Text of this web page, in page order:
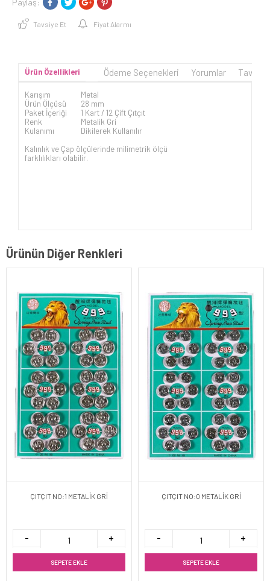
Paylaş:
Tavsiye Et Fiyat Alarmı
Ürün Özellikleri Ödeme Seçenekleri Yorumlar
Karışım
Metal
Ürün Ölçüsü
28 mm
Paket İçeriği
1 Kart / 12 Çift Çıtçıt
Renk
Metalik Gri
Kulanımı
Dikilerek Kullanılır
Kalınlık ve Çap ölçülerinde milimetrik ölçü
farklılıkları olabilir.
Ürünün Diğer Renkleri
ÇITÇIT NO:1 METALİK GRİ
SEPETE EKLE
ÇITÇIT NO:0 METALİK GRİ
SEPETE EKLE